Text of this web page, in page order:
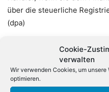
Cookie-
verwalten
Wir verwenden Cookies, um
optimieren.
über die steuerliche
(dpa)